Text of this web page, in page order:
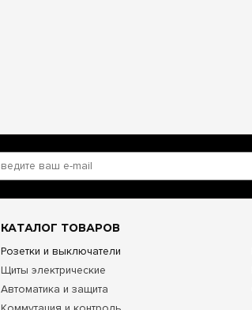
КАТАЛОГ ТОВАРОВ
Розетки и выключатели
Щиты электрические
Автоматика и защита